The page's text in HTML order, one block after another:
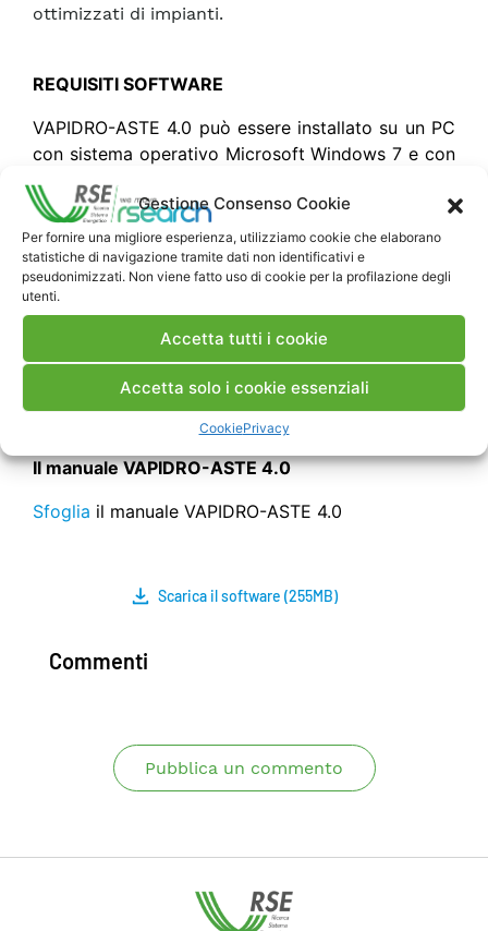
Gestione Consenso Cookie
Per fornire una migliore esperienza, utilizziamo cookie che elaborano
statistiche di navigazione tramite dati non identificativi e
pseudonimizzati. Non viene fatto uso di cookie per la profilazione degli
utenti.
Accetta tutti i cookie
Accetta solo i cookie essenziali
CookiePrivacy
ottimizzati di impianti.
REQUISITI SOFTWARE
VAPIDRO-ASTE 4.0 può essere installato su un PC
con sistema operativo Microsoft Windows 7 e con
i seguenti componenti software pre-installati:
• Microsoft Excel e Microsoft Access;
• ESRI ArcGis 10.0 Service Pack 4.0 con
estensione Spatial Analyst e con il modulo VBA
Macros.
Inoltre nelle Impostazioni Internazionali di
“punto” ed il “separatore di data” = “/”.
Il manuale VAPIDRO-ASTE 4.0
Sfoglia il manuale VAPIDRO-ASTE 4.0
Scarica il software (255MB)
Commenti
Pubblica un commento